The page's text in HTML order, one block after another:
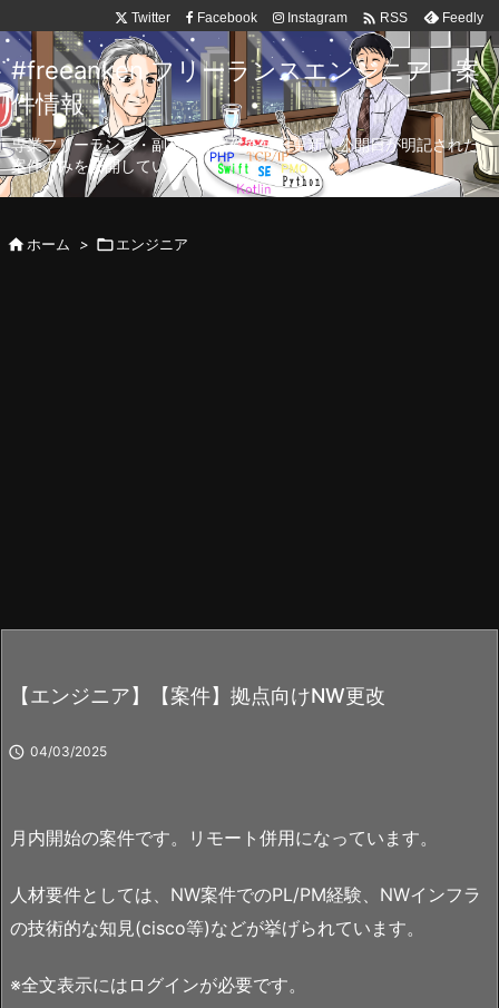
Twitter Facebook Instagram  RSS Feedly
#freeanken フリーランスエンジニア 案
件情報
専業フリーランス・副業向け案件を毎日更新！公開日が明記された
案件のみを公開しています。
ホーム > エンジニア
【エンジニア】【案件】拠点向けNW更改
 04/03/2025
月内開始の案件です。リモート併用になっています。
人材要件としては、NW案件でのPL/PM経験、NWインフラ
の技術的な知見(cisco等)などが挙げられています。
※全文表示にはログインが必要です。